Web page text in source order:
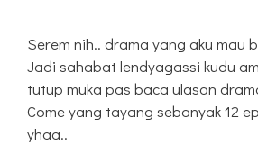
Serem nih.. drama yang aku mau
Jadi sahabat lendyagassi kudu
tutup muka pas baca ulasan
Come yang tayang sebanyak 12
yhaa..